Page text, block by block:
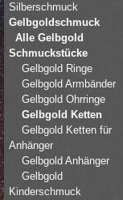
Silberschmuck
Gelbgoldschmuck
Alle Gelbgold
Schmuckstücke
Gelbgold Ringe
Gelbgold Armbänder
Gelbgold Ohrringe
Gelbgold Ketten
Gelbgold Ketten für
Anhänger
Gelbgold Anhänger
Gelbgold
Kinderschmuck